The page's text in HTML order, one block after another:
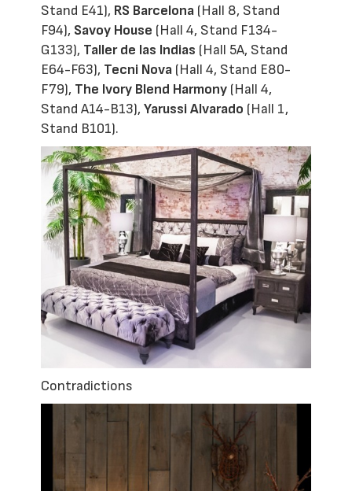
Stand E41), RS Barcelona (Hall 8, Stand
F94), Savoy House (Hall 4, Stand F134-
G133), Taller de las Indias (Hall 5A, Stand
E64-F63), Tecni Nova (Hall 4, Stand E80-
F79), The Ivory Blend Harmony (Hall 4,
Stand A14-B13),Yarussi Alvarado (Hall 1,
Stand B101).
Contradictions